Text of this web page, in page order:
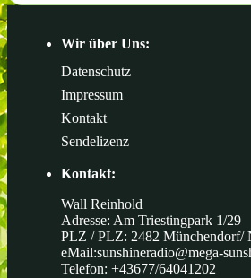
Wir über Uns:
Datenschutz
Impressum
Kontakt
Sendelizenz
Kontakt:
Wall Reinhold
Adresse: Am Triestingpark 1/29
PLZ / PLZ: 2482 Münchendorf/
eMail:sunshineradio@mega-
Telefon: +43677/64041202